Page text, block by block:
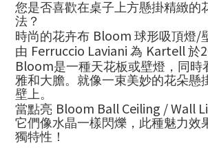
您是否喜歡在桌子上方懸掛精緻的
法？
時尚的花卉布 Bloom 球形吸頂燈/
由 Ferruccio Laviani 為 Kartell 於
Bloom是一種天花板或壁燈，同時
雅和大膽。就像一束美妙的花朵懸
壁上。
當點亮 Bloom Ball Ceiling / Wall
它們像水晶一樣閃爍，此種魅力效
獨特性！